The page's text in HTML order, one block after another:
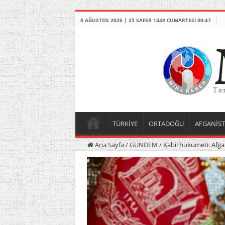
8 AĞUSTOS 2026 | 25 SAFER 1448 CUMARTESI 00:47
TÜRKİYE ORTADOĞU
Ana Sayfa/GÜNDEM /Kabil hükümeti: